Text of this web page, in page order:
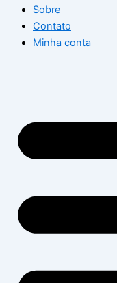
Sobre
Contato
Minha conta